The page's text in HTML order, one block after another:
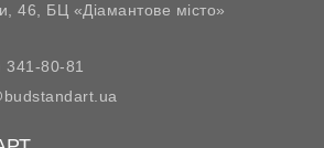
46, БЦ «Діамантове місто»
341-80-81